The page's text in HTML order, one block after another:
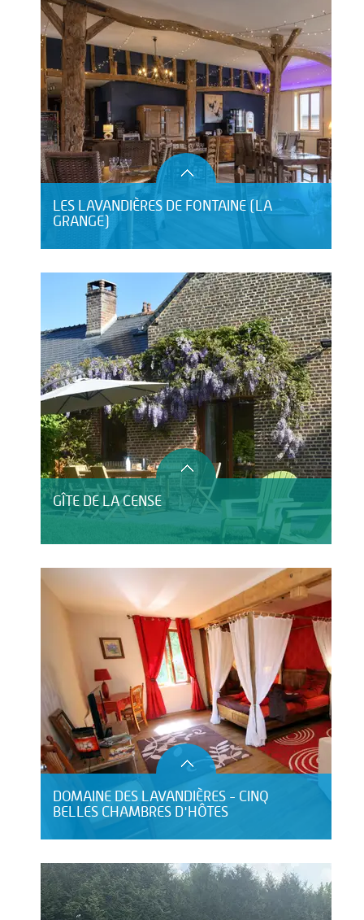
LES LAVANDIÈRES DE FONTAINE (LA
GRANGE)
GÎTE DE LA CENSE
DOMAINE DES LAVANDIÈRES - CINQ
BELLES CHAMBRES D'HÔTES